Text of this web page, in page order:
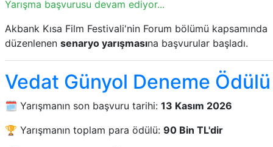
Yarışma başvurusu devam ediyor...
Akbank Kısa Film Festivali'nin Forum bölümü kapsamında
düzenlenen senaryo yarışmasına başvurular başladı.
Vedat Günyol Deneme Ödülü
🗓️ Yarışmanın son başvuru tarihi: 13 Kasım 2026
🏆 Yarışmanın toplam para ödülü: 90 Bin TL'dir